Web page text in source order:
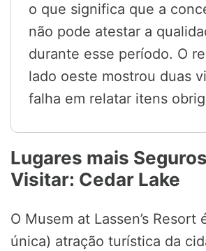
o que significa que a
não pode atestar a
durante esse período. O
lado oeste mostrou duas
falha em relatar itens
Lugares mais
Visitar: Cedar Lake
O Musem at Lassen’s Resort
única) atração turística da